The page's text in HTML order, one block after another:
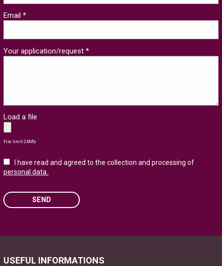
Email *
Your application/request *
Load a file
File limit 24Mb
I have read and agreed to the collection and processing of
personal data..
SEND
USEFUL INFORMATIONS